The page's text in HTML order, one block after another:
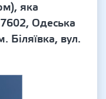
яка
Одеська
Біляївка, вул.